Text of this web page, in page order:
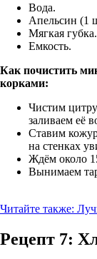
Вода.
Апельсин (1
Мягкая губка.
Емкость.
Как почистить
корками:
Чистим
заливаем её
Ставим
на стенках
Ждём около
Вынимаем
Читайте также:
Рецепт 7: